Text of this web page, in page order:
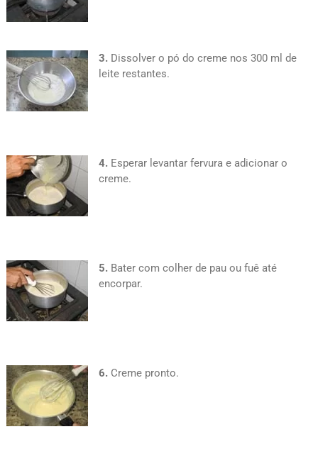
3. Dissolver o pó do creme nos 300 ml de
leite restantes.
4.Esperar levantar fervura e adicionar o
creme.
5.Bater com colher de pau ou fuê até
encorpar.
6. Creme pronto.